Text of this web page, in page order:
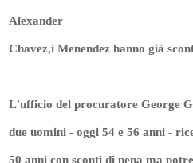
Alexander
Chavez,i Menendez hanno già
L'ufficio del procuratore George
due uomini - oggi 54 e 56 anni -
50 anni con sconti di pena ma